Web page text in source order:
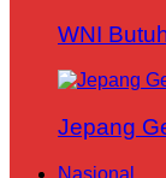
WNI
Jepang
Nasional